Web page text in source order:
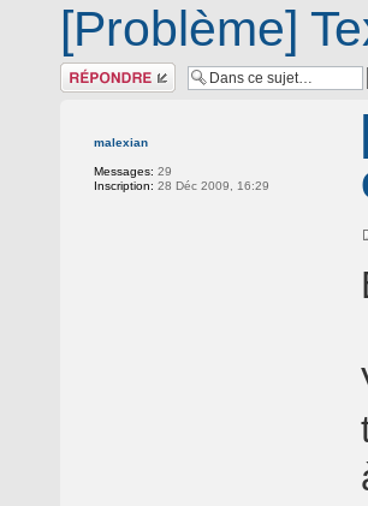
[Problème]
Répondre
malexian
Messages: 29
Inscription: 28 Déc 2009, 16:29